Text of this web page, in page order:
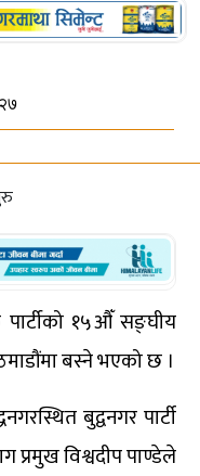
पार्टीको १५औँ सङ्घीय
बस्ने भएको छ ।
बुद्वनगर पार्टी
प्रमुख विश्वदीप पाण्डेले